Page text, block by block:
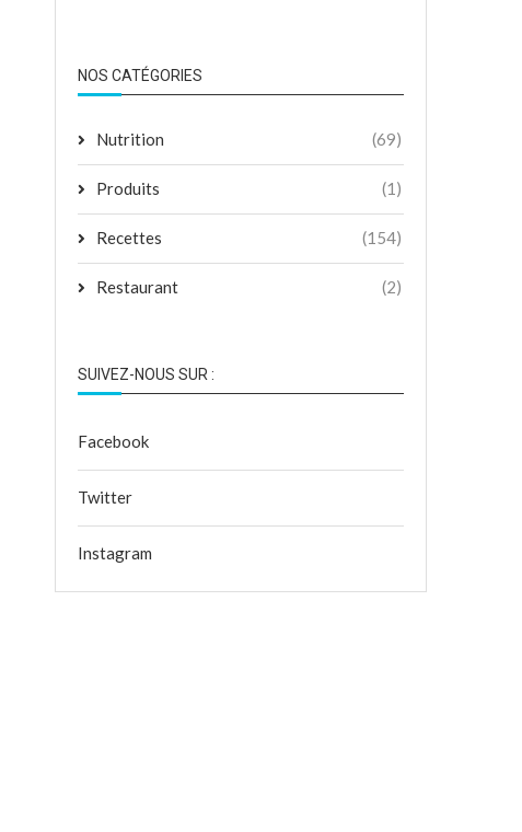
NOS CATÉGORIES
Nutrition (69)
Produits (1)
Recettes (154)
Restaurant (2)
SUIVEZ-NOUS SUR :
Facebook
Twitter
Instagram